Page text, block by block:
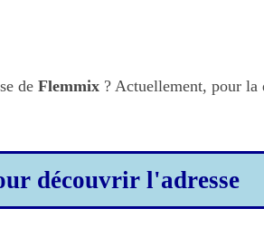
de Flemmix ? Actuellement, pour
découvrir l'adresse